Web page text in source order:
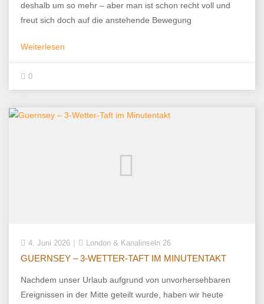
deshalb um so mehr – aber man ist schon recht voll und
freut sich doch auf die anstehende Bewegung
Weiterlesen
0
4. Juni 2026 London & Kanalinseln 26
GUERNSEY – 3-WETTER-TAFT IM MINUTENTAKT
Nachdem unser Urlaub aufgrund von unvorhersehbaren
Ereignissen in der Mitte geteilt wurde, haben wir heute